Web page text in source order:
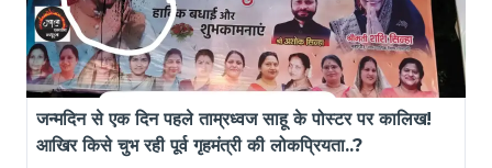
जन्मदिन से एक दिन पहले ताम्रध्वज साहू के पोस्टर पर कालिख!
आखिर किसे चुभ रही पूर्व गृहमंत्री की लोकप्रियता..?